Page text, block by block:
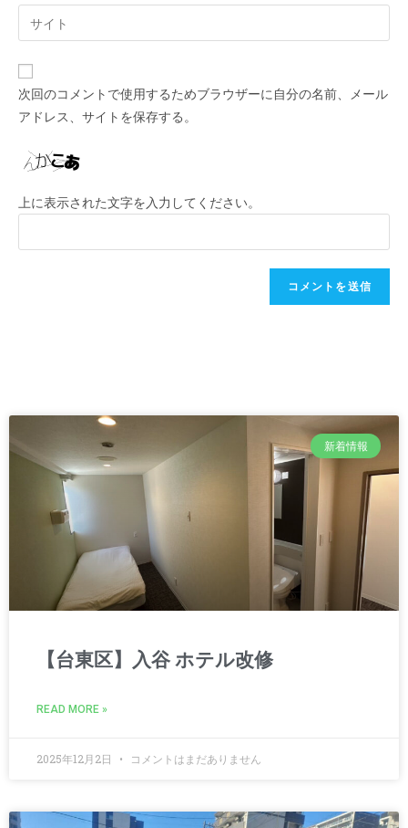
次回のコメントで使用するためブラウザーに自分の名前、メール
アドレス、サイトを保存する。
上に表示された文字を入力してください。
新着情報
【台東区】入谷 ホテル改修
READ MORE »
2025年12月2日 コメントはまだありません